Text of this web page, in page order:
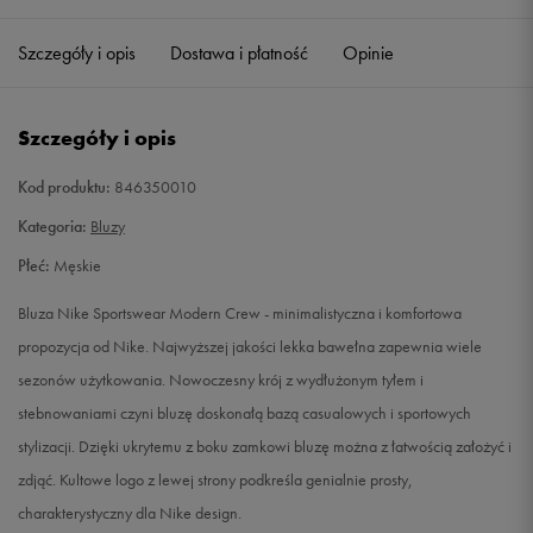
L Powiadom o dostępności
XXL
Szczegóły i opis Dostawa i płatność Opinie
Szczegóły i opis
Kod produktu: 846350010
Kategoria: Bluzy
Płeć: Męskie
Bluza Nike Sportswear Modern Crew - minimalistyczna i komfortowa
propozycja od Nike. Najwyższej jakości lekka bawełna zapewnia wiele
sezonów użytkowania. Nowoczesny krój z wydłużonym tyłem i
stebnowaniami czyni bluzę doskonałą bazą casualowych i sportowych
stylizacji. Dzięki ukrytemu z boku zamkowi bluzę można z łatwością założyć i
zdjąć. Kultowe logo z lewej strony podkreśla genialnie prosty,
charakterystyczny dla Nike design.